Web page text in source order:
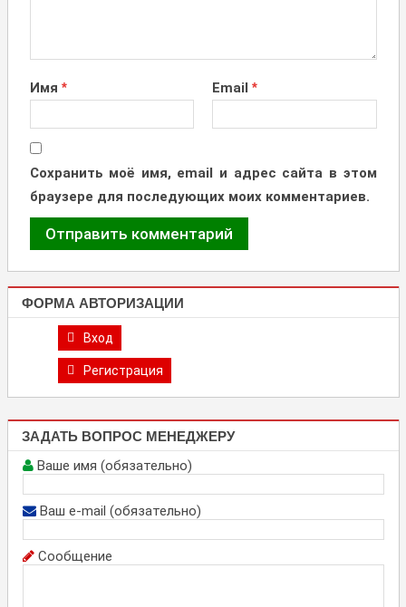
Имя * Email *
Сохранить моё имя, email и адрес сайта в этом
браузере для последующих моих комментариев.
ФОРМА АВТОРИЗАЦИИ
Вход
Регистрация
ЗАДАТЬ ВОПРОС МЕНЕДЖЕРУ
Ваше имя (обязательно)
Ваш e-mail (обязательно)
Сообщение